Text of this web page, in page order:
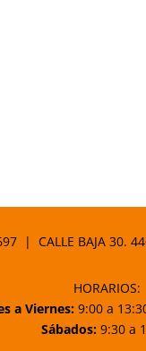
| CALLE BAJA 30.
HORARIOS:
a Viernes:9:00 a
Sábados: 9:30 a